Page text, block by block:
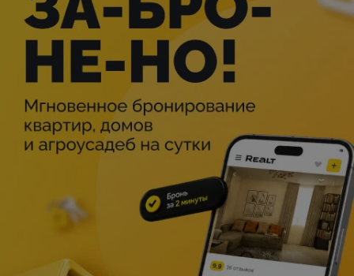
Описание
Спектакль идёт в сопровождении фонограммы
Хореограф-постановщик — народный артист России
Юрий Клевцов
Дирижер-постановщик — Вячеслав Губанов